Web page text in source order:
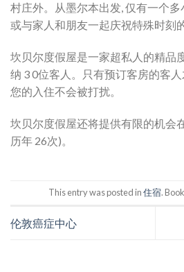
村庄外。从墨尔本出发, 仅有一个
或与家人和朋友一起庆祝特殊时刻
坎贝尔度假屋是一家超私人的精品
纳 3 0位客人。只有预订客房的客
您的入住不会被打扰。
坎贝尔度假屋还将提供有限的机会
历年 26次)。
This entry was posted in住宿.
伦敦癌症中心